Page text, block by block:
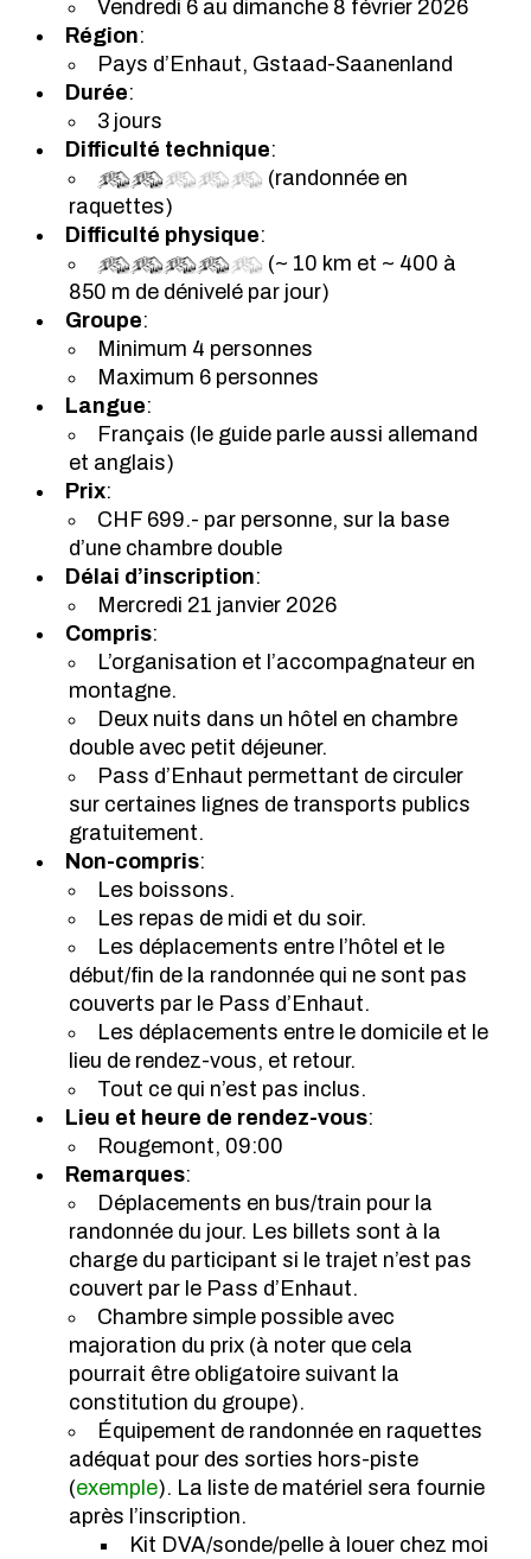
Vendredi 6 au dimanche 8 février 2026
Région:
Pays d’Enhaut, Gstaad-Saanenland
Durée:
3 jours
Difficulté technique:
(randonnée en
raquettes)
Difficulté physique:
(~ 10 km et ~ 400 à
850 m de dénivelé par jour)
Groupe:
Minimum 4 personnes
Maximum 6 personnes
Langue:
Français (le guide parle aussi allemand
et anglais)
Prix:
CHF 699.- par personne, sur la base
d’une chambre double
Délai d’inscription:
Mercredi 21 janvier 2026
Compris:
L’organisation et l’accompagnateur en
montagne.
Deux nuits dans un hôtel en chambre
double avec petit déjeuner.
Pass d’Enhaut permettant de circuler
sur certaines lignes de transports publics
gratuitement.
Non-compris:
Les boissons.
Les repas de midi et du soir.
Les déplacements entre l’hôtel et le
début/fin de la randonnée qui ne sont pas
couverts par le Pass d’Enhaut.
Les déplacements entre le domicile et le
lieu de rendez-vous, et retour.
Tout ce qui n’est pas inclus.
Lieu et heure de rendez-vous:
Rougemont, 09:00
Remarques:
Déplacements en bus/train pour la
randonnée du jour. Les billets sont à la
charge du participant si le trajet n’est pas
couvert par le Pass d’Enhaut.
Chambre simple possible avec
majoration du prix (à noter que cela
pourrait être obligatoire suivant la
constitution du groupe).
Équipement de randonnée en raquettes
adéquat pour des sorties hors-piste
(exemple). La liste de matériel sera fournie
après l’inscription.
Kit DVA/sonde/pelle à louer chez moi